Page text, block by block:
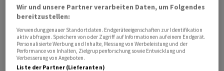
Die EFK kritisiert, dass die Eidgenössische
Finanzverwaltung (EFV) nur Subventionen in Form von
Ausgabenkrediten prüft. Doch subventioniert werde
zum Beispiel auch mit unentgeltlichen oder
vergünstigten Leistungen, über Fonds oder über
Wir und unsere Partner verarbeiten Daten, um Folgendes
bereitzustellen:
Verwendung genauer Standortdaten. Endgeräteeigenschaften zur Identifikation
aktiv abfragen. Speichern von oder Zugriff auf Informationen auf einem Endgerät.
Personalisierte Werbung und Inhalte, Messung von Werbeleistung und der
Performance von Inhalten, Zielgruppenforschung sowie Entwicklung und
Verbesserung von Angeboten.
Liste der Partner (Lieferanten)